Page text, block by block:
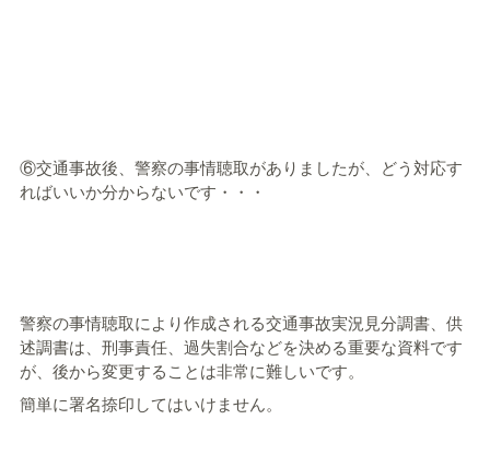
⑥交通事故後、警察の事情聴取がありましたが、どう対応す
ればいいか分からないです・・・
警察の事情聴取により作成される交通事故実況見分調書、供
述調書は、刑事責任、過失割合などを決める重要な資料です
が、後から変更することは非常に難しいです。
簡単に署名捺印してはいけません。